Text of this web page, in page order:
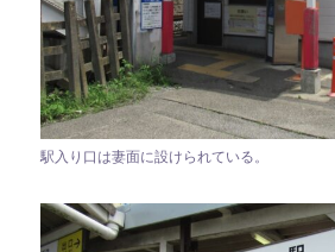
駅入り口は妻面に設けられている。